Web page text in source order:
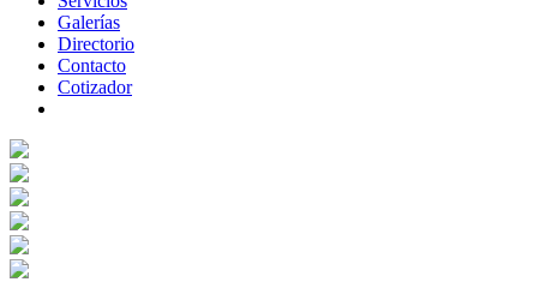
Galerías
Directorio
Contacto
Cotizador